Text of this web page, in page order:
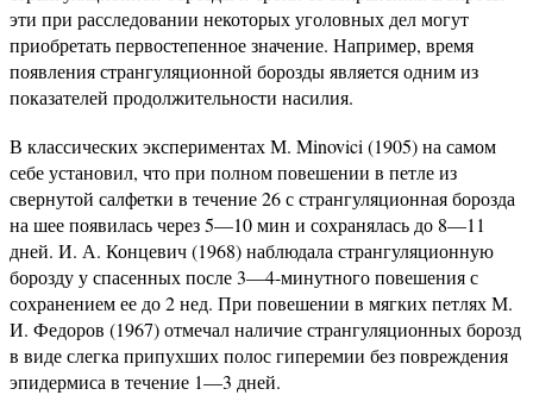
эти при расследовании некоторых уголовных дел могут
приобретать первостепенное значение. Например, время
появления странгуляционной борозды является одним из
показателей продолжительности насилия.
В классических экспериментах М. Minovici (1905) на самом
себе установил, что при полном повешении в петле из
свернутой салфетки в течение 26 с странгуляционная борозда
на шее появилась через 5—10 мин и сохранялась до 8—11
дней. И. А. Концевич (1968) наблюдала странгуляционную
борозду у спасенных после 3—4-минутного повешения с
сохранением ее до 2 нед. При повешении в мягких петлях М.
И. Федоров (1967) отмечал наличие странгуляционных борозд
в виде слегка припухших полос гиперемии без повреждения
эпидермиса в течение 1—3 дней.